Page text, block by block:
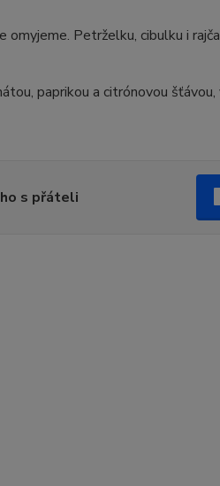
Petrželku, cibulku i
paprikou a citrónovou
s přáteli